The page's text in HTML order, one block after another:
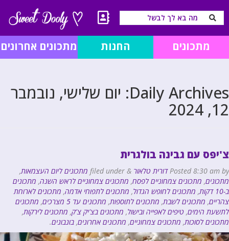
מתכונים החנות מתכונים אחרונים
Daily Archives: יום שלישי, נובמבר
12, 2024
צ'יפס עם גבינה בולגרית
Posted8:30 am by דורית טלאור & מתכונים ליום העצמאות,
מתכונים, מתכונים צמחוניים לפסח, מתכונים צמחוניים לראש השנה, מתכונים
ב-10 דקות
, מתכונים לחופש הגדול, מתכונים לתפוחי אדמה, מתכונים לארוחת
צהריים, מתכונים לשבת, מתכונים לתוספות, מתכונים עד 5 מצרכים , מתכונים
לתשעת הימים, טיפים לאפייה ובישול, מתכונים בצ'יק צ'ק, מתכונים לירקות,
מתכונים לסוכות, מתכונים צמחוניים, מתכונים אחרונים, בונבונים.